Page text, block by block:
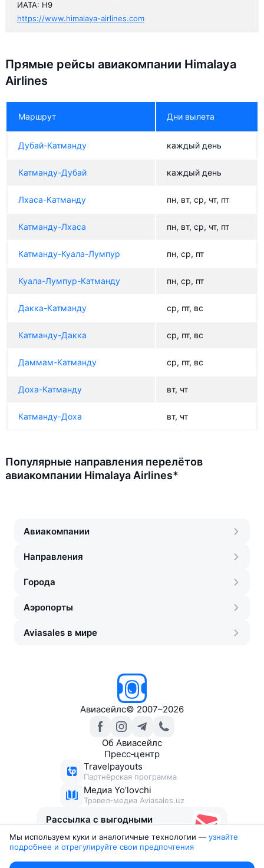
ИАТА: H9
https://www.himalaya-airlines.com
Прямые рейсы авиакомпании Himalaya
Airlines
Маршрут Дни вылета
Дубай-Катманду каждый день
Катманду-Дубай каждый день
Лхаса-Катманду пн, вт, ср, чт, пт
Катманду-Лхаса пн, вт, ср, чт, пт
Катманду-Куала-Лумпур пн, ср, пт
Куала-Лумпур-Катманду пн, ср, пт
Дакка-Катманду ср, пт, вс
Катманду-Дакка ср, пт, вс
Даммам-Катманду ср, пт, вс
Доха-Катманду вт, чт
Катманду-Доха вт, чт
Популярные направления перелётов
авиакомпании Himalaya Airlines*
Авиакомпании
Направления
Города
Аэропорты
Aviasales в мире
Авиасейлс© 2007–2026
Об Авиасейлс
Пресс‑центр
Travelpayouts
Партнёрская программа
Медиа Yo’lovchi
Трэвел‑медиа Aviasales.uz
Рассылка с выгодными
Мы используем куки и аналогичные технологии — узнайте
подробнее и отрегулируйте свои предпочтения